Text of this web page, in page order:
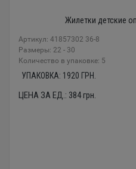
Жилетки детские
Артикул: 41857302 36-8
Размеры: 22 - 30
Количество в упаковке: 5
УПАКОВКА: 1920 ГРН.
ЦЕНА ЗА ЕД.: 384грн.